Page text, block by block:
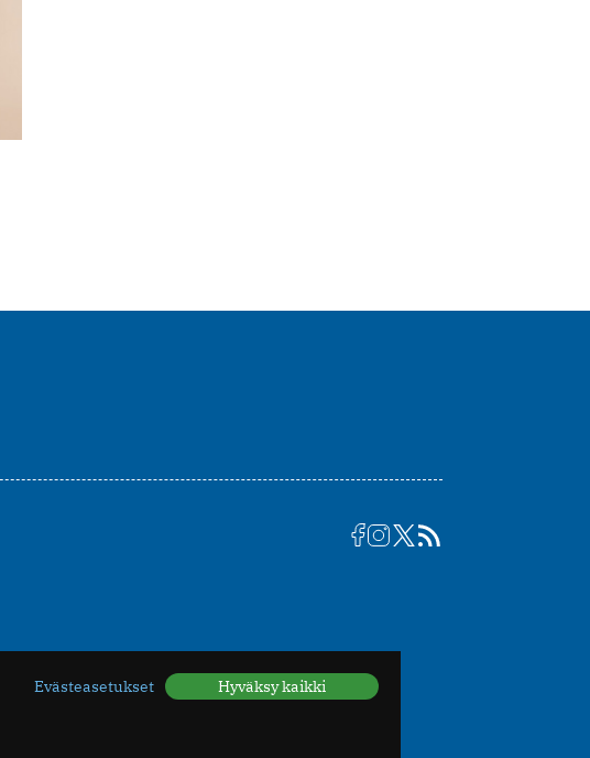
Evästeasetukset Hyväksy kaikki